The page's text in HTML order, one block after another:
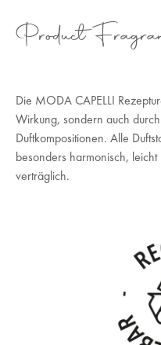
Product
Die MODA CAPELLI
Wirkung, sondern auch
Duftkompositionen. Alle
besonders harmonisch,
verträglich.